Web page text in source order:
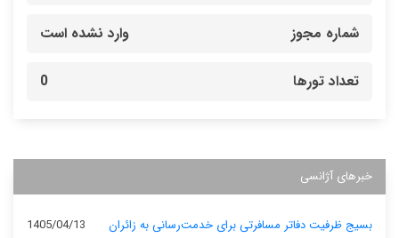
شماره مجوز وارد نشده است
تعداد تورها 0
خبرهای آژانسی
بسیج ظرفیت دفاتر مسافرتی برای خدمت‌رسانی به زائران 1405/04/13